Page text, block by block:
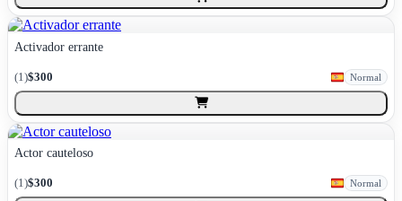
Activador errante
(1)$300 Normal
Actor cauteloso
(1)$300 Normal